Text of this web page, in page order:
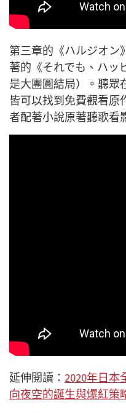
第三章的《ハルジオン
著的《それでも、ハッ
是大團圓結局）。聽眾
皆可以找到免費觀看原
者配著小說原著聽歌看
延伸閱讀： 2020年日本
向夜空的誕生與爆紅策